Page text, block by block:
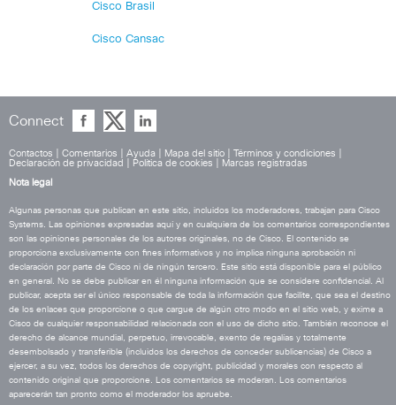
Cisco Brasil
Cisco Cansac
Connect
Contactos Comentarios Ayuda Mapa del sitio Términos y condiciones
Declaración de privacidad
Política de cookies
Marcas registradas
Nota legal
Algunas personas que publican en este sitio, incluidos los moderadores, trabajan para Cisco
Systems. Las opiniones expresadas aquí y en cualquiera de los comentarios correspondientes
son las opiniones personales de los autores originales, no de Cisco. El contenido se
proporciona exclusivamente con fines informativos y no implica ninguna aprobación ni
declaración por parte de Cisco ni de ningún tercero. Este sitio está disponible para el público
en general. No se debe publicar en él ninguna información que se considere confidencial. Al
publicar, acepta ser el único responsable de toda la información que facilite, que sea el destino
de los enlaces que proporcione o que cargue de algún otro modo en el sitio web, y exime a
Cisco de cualquier responsabilidad relacionada con el uso de dicho sitio. También reconoce el
derecho de alcance mundial, perpetuo, irrevocable, exento de regalías y totalmente
desembolsado y transferible (incluidos los derechos de conceder sublicencias) de Cisco a
ejercer, a su vez, todos los derechos de copyright, publicidad y morales con respecto al
contenido original que proporcione. Los comentarios se moderan. Los comentarios
aparecerán tan pronto como el moderador los apruebe.